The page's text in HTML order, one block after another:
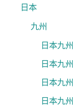
日本
九州
日本九
日本九
日本九
日本九